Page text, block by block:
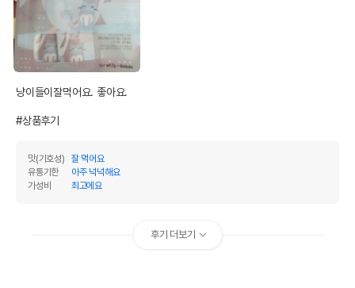
냥이들이잘먹어요. 좋아요.
#상품후기
맛(기호성)
잘 먹어요
유통기한
아주 넉넉해요
가성비
최고에요
후기 더보기